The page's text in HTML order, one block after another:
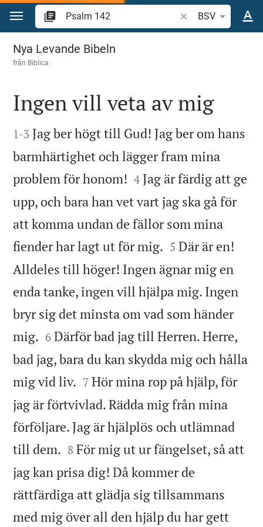
Hoppa till innehåll
Sök bibelvers eller
BSV
Psalm 142
Nya Levande Bibeln
från Biblica

Ingen vill veta av mig

1-3 Jag ber högt till Gud! Jag ber om hans
barmhärtighet och lägger fram mina
problem för honom! 

4 Jag är färdig att ge
upp, och bara han vet vart jag ska gå för
att komma undan de fällor som mina
fiender har lagt ut för mig. 

5 Där är en!
Alldeles till höger! Ingen ägnar mig en
enda tanke, ingen vill hjälpa mig. Ingen
bryr sig det minsta om vad som händer
mig. 

6 Därför bad jag till Herren. Herre,
bad jag, bara du kan skydda mig och hålla
mig vid liv. 

7 Hör mina rop på hjälp, för
jag är förtvivlad. Rädda mig från mina
förföljare. Jag är hjälplös och utlämnad
till dem. 

8 För mig ut ur fängelset, så att
jag kan prisa dig! Då kommer de
rättfärdiga att glädja sig tillsammans
med mig över all den hjälp du har gett